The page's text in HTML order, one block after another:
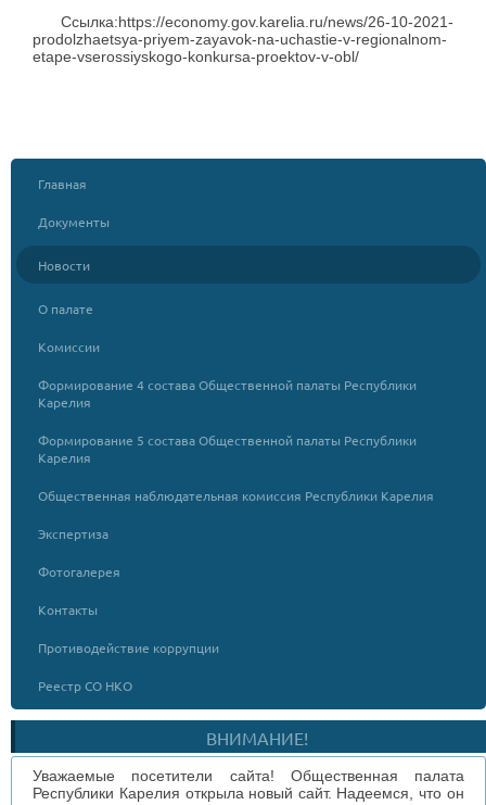
Ссылка:https://economy.gov.karelia.ru/news/26-10-2021-
prodolzhaetsya-priyem-zayavok-na-uchastie-v-regionalnom-
etape-vserossiyskogo-konkursa-proektov-v-obl/
Главная
Документы
Новости
О палате
Комиссии
Формирование 4 состава Общественной палаты Республики
Карелия
Формирование 5 состава Общественной палаты Республики
Карелия
Общественная наблюдательная комиссия Республики Карелия
Экспертиза
Фотогалерея
Контакты
Противодействие коррупции
Реестр СО НКО
ВНИМАНИЕ!
Уважаемые посетители сайта! Общественная палата
Республики Карелия открыла новый сайт. Надеемся, что он